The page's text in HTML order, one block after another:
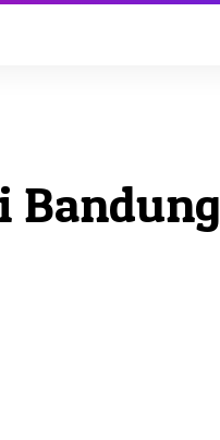
Bandung